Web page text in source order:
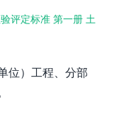
评定标准 第一册 土
位）工程、分部